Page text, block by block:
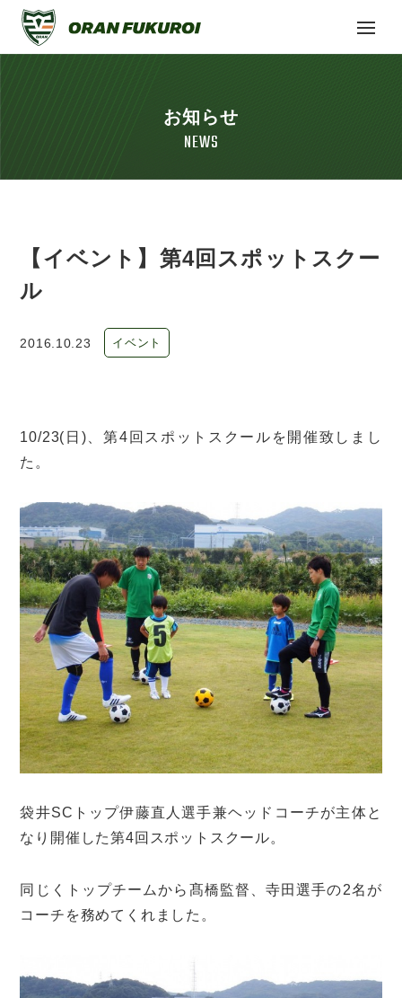
お知らせ
NEWS
【イベント】第4回スポットスクー
ル
2016.10.23 イベント
10/23(日)、第4回スポットスクールを開催致しまし
た。
袋井SCトップ伊藤直人選手兼ヘッドコーチが主体と
なり開催した第4回スポットスクール。
同じくトップチームから髙橋監督、寺田選手の2名が
コーチを務めてくれました。